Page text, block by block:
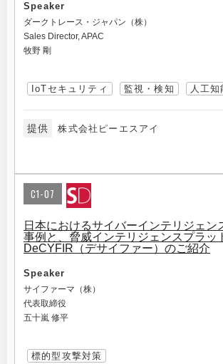
Speaker
ダークトレース・ジャパン（株）
Sales Director, APAC
牧野 剛
IoTセキュリティ 監視・検知 人工知
提供 株式会社ピーエスアイ
C1-07
日本におけるサイバーインテリジェン
事例と、脅威インテリジェンスプラッ
DeCYFIR（デサイファー）のご紹介
Speaker
サイファーマ（株）
代表取締役
五十嵐 修平
標的型攻撃対策